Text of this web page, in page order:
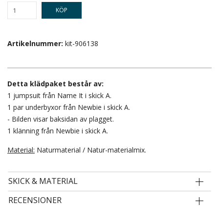
KÖP
Artikelnummer: kit-906138
Detta klädpaket består av:
1 jumpsuit från Name It i skick A.
1 par underbyxor från Newbie i skick A.
- Bilden visar baksidan av plagget.
1 klänning från Newbie i skick A.
Material: Naturmaterial / Natur-materialmix.
SKICK & MATERIAL
RECENSIONER